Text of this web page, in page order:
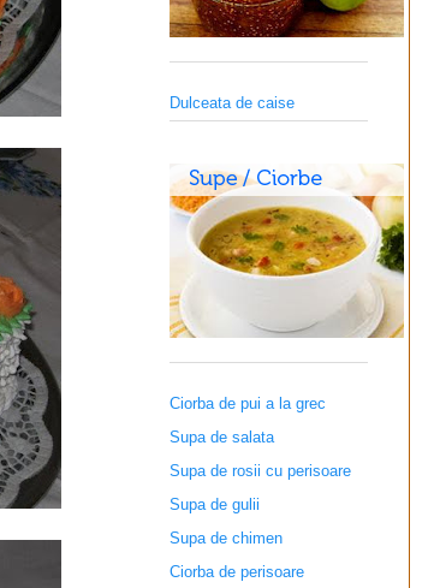
Dulceata de caise
Ciorba de pui a la grec
Supa de salata
Supa de rosii cu perisoare
Supa de gulii
Supa de chimen
Ciorba de perisoare